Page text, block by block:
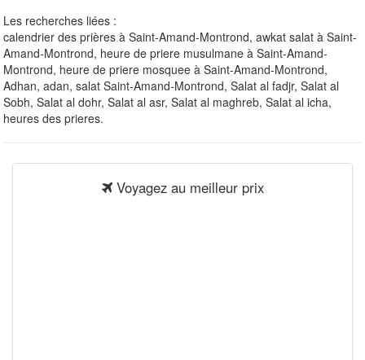
Les recherches liées :
calendrier des prières à Saint-Amand-Montrond, awkat salat à Saint-
Amand-Montrond, heure de priere musulmane à Saint-Amand-
Montrond, heure de priere mosquee à Saint-Amand-Montrond,
Adhan, adan, salat Saint-Amand-Montrond, Salat al fadjr, Salat al
Sobh, Salat al dohr, Salat al asr, Salat al maghreb, Salat al icha,
heures des prieres.
Voyagez au meilleur prix